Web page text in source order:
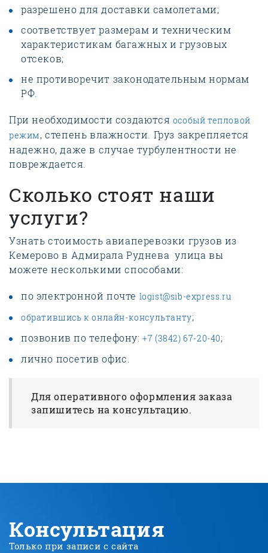
разрешено для доставки самолетами;
соответствует размерам и техническим
характеристикам багажных и грузовых
отсеков;
не противоречит законодательным нормам
РФ.
При необходимости создаются особый тепловой
режим, степень влажности. Груз закрепляется
надежно, даже в случае турбулентности не
повреждается.
Сколько стоят наши
услуги?
Узнать стоимость авиаперевозки грузов из
Кемерово в Адмирала Руднева улица вы
можете несколькими способами:
по электронной почте logist@sib-express.ru
обратившись к онлайн-консультанту;
позвонив по телефону:+7 (3842) 67-20-40;
лично посетив офис.
Для оперативного оформления заказа
запишитесь на консультацию.
Консультация
Только при записи с сайта